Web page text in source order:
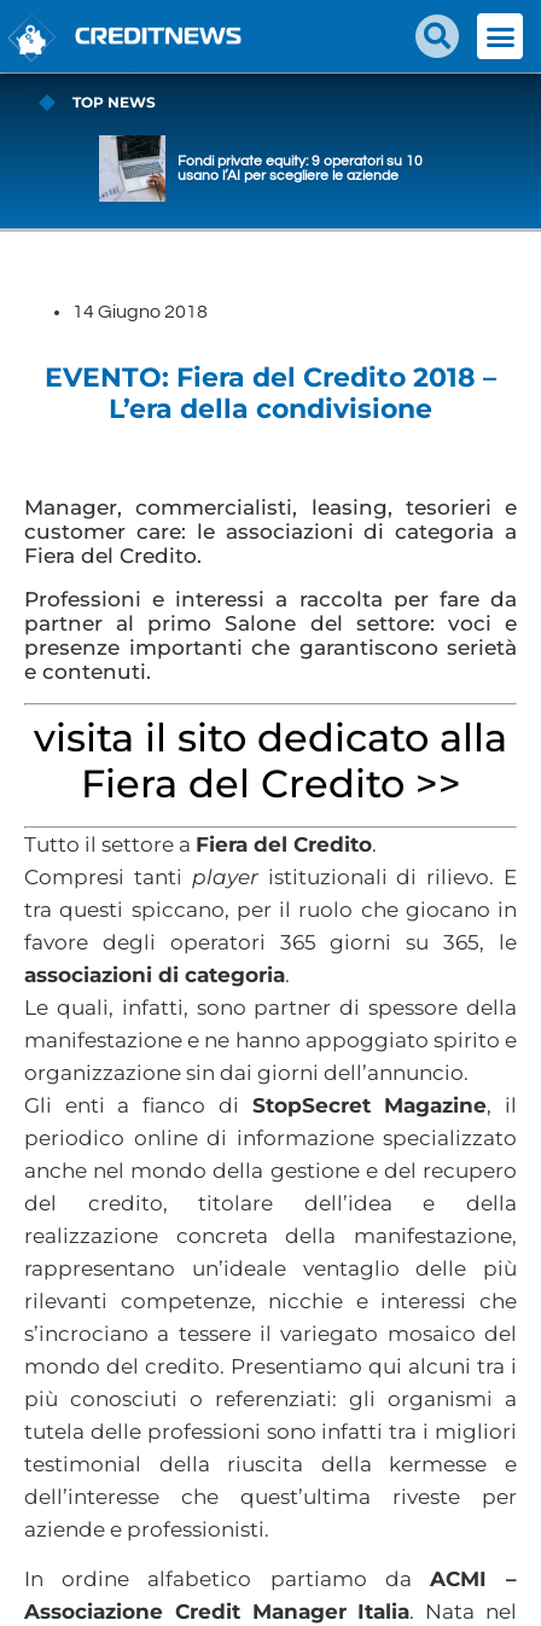
TOP NEWS
Fondi private equity: 9 operatori su 10
usano l’AI per scegliere le aziende
14Giugno2018
EVENTO: Fiera del Credito 2018 –
L’era della condivisione
Manager, commercialisti, leasing, tesorieri e
customer care: le associazioni di categoria a
Fiera del Credito.
Professioni e interessi a raccolta per fare da
partner al primo Salone del settore: voci e
presenze importanti che garantiscono serietà
e contenuti.
visita il sito dedicato alla
Fiera del Credito >>
Tutto il settore a Fiera del Credito.
Compresi tanti playeristituzionali di rilievo. E
tra questi spiccano, per il ruolo che giocano in
favore degli operatori 365 giorni su 365, le
associazioni di categoria.
Le quali, infatti, sono partner di spessore della
manifestazione e ne hanno appoggiato spirito e
organizzazione sin dai giorni dell’annuncio.
Gli enti a fianco di StopSecret Magazine, il
periodico online di informazione specializzato
anche nel mondo della gestione e del recupero
del credito, titolare dell’idea e della
realizzazione concreta della manifestazione,
rappresentano un’ideale ventaglio delle più
rilevanti competenze, nicchie e interessi che
s’incrociano a tessere il variegato mosaico del
mondo del credito. Presentiamo qui alcuni tra i
più conosciuti o referenziati: gli organismi a
tutela delle professioni sono infatti tra i migliori
testimonial della riuscita della kermesse e
dell’interesse che quest’ultima riveste per
aziende e professionisti.
In ordine alfabetico partiamo da ACMI –
Associazione Credit Manager Italia. Nata nel